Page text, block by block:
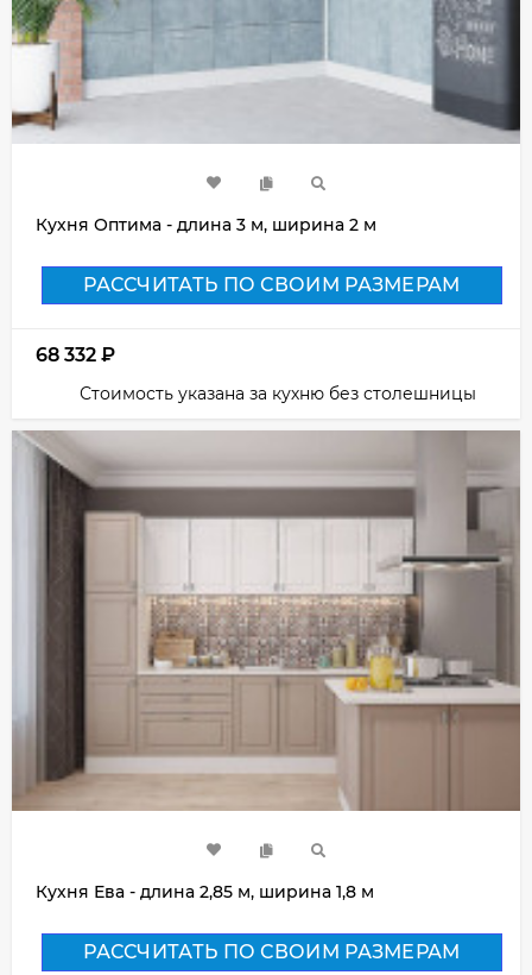
Кухня Оптима - длина 3 м, ширина 2 м
РАССЧИТАТЬ ПО СВОИМ РАЗМЕРАМ
68 332 ₽
Стоимость указана за кухню без столешницы
Кухня Ева - длина 2,85 м, ширина 1,8 м
РАССЧИТАТЬ ПО СВОИМ РАЗМЕРАМ